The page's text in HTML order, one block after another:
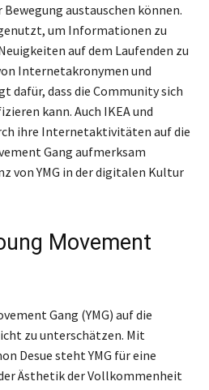
austauschen können.
um Informationen zu
auf dem Laufenden zu
Internetakronymen und
dafür, dass die Community sich
kann. Auch IKEA und
ihre Internetaktivitäten auf die
Gang aufmerksam
von YMG in der digitalen Kultur
Movement
Gang (YMG) auf die
zu unterschätzen. Mit
Desue steht YMG für eine
Ästhetik der Vollkommenheit